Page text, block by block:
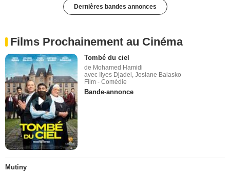
Dernières bandes annonces
Films Prochainement au Cinéma
Tombé du ciel
de Mohamed Hamidi
avec Ilyes Djadel, Josiane Balasko
Film - Comédie
Bande-annonce
Mutiny